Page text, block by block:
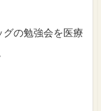
の勉強会を医療